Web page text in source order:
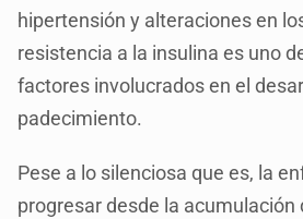
hipertensión y alteraciones en
resistencia a la insulina es uno
factores involucrados en el
padecimiento.
Pese a lo silenciosa que es, la
progresar desde la acumulación